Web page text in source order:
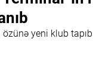
yeni klub tapıb